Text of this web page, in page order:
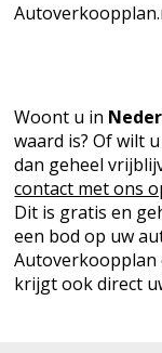
Woont u in
waard is? Of wilt
dan geheel
contact met ons
Dit is gratis en
een bod op uw
Autoverkoopplan
krijgt ook direct